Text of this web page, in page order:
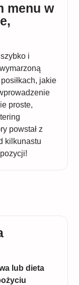
menu w
i
jakie
proste,
powstał z
kilkunastu
lub dieta